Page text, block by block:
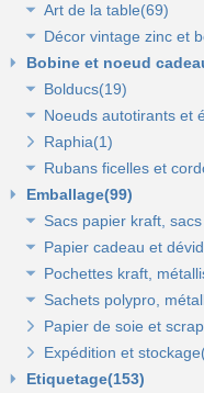
Sacs dragées,
Tulles et noeuds de
Art de la table(69)
Fleurs et déco de
Nappes et chemins
Serviettes et
Décor vintage zinc et
Accessoires zinc,
Mobilier déco(4)
Bobine et noeud
Bolducs(19)
Bolducs 7 et 10
Rubans 19 et 25
Rubans 50 et 100
Noeuds autotirants et
Noeuds
Raphia(1)
Rubans ficelles et
Ficelles et cordons(4)
Rubans tissu, jute
Rubans tulle(3)
Emballage(99)
Sacs papier kraft,
Sacs kraft poignées
Sacs kraft poignées
Sacs fêtes et
Sacs pour
Sacs pelliculés(6)
Sacs plastique(4)
Papier cadeau et
Papier cadeaux
Papier cadeaux
Papiers fleuriste en
Papier cadeaux
Dévidoirs(1)
Pochettes kraft,
Pochettes kraft
Pochettes cadeaux
Pochettes
Sachets polypro,
Sachets confiserie
Sachets plastique
Papier de soie et
Expédition et
Etiquetage(153)